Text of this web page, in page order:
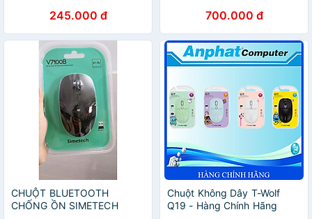
245.000 đ 700.000 đ
CHUỘT BLUETOOTH
CHỐNG ỒN SIMETECH
Chuột Không Dây T-Wolf
Q19 - Hàng Chính Hãng